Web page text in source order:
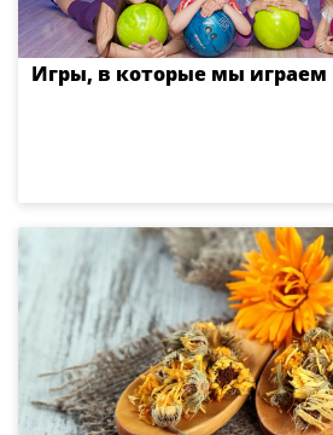
Игры, в которые мы играем